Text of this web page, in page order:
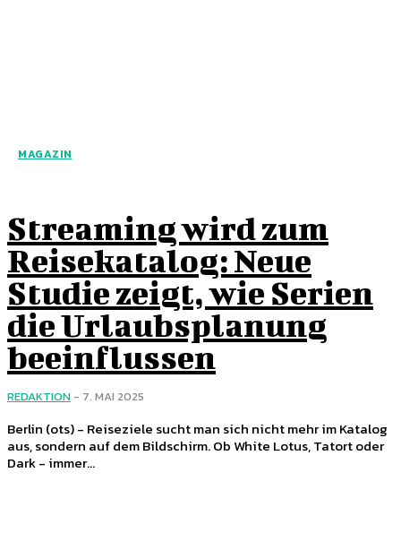
MAGAZIN
Streaming wird zum
Reisekatalog: Neue
Studie zeigt, wie Serien
die Urlaubsplanung
beeinflussen
REDAKTION - 7. MAI 2025
Berlin (ots) - Reiseziele sucht man sich nicht mehr im Katalog
aus, sondern auf dem Bildschirm. Ob White Lotus, Tatort oder
Dark - immer...